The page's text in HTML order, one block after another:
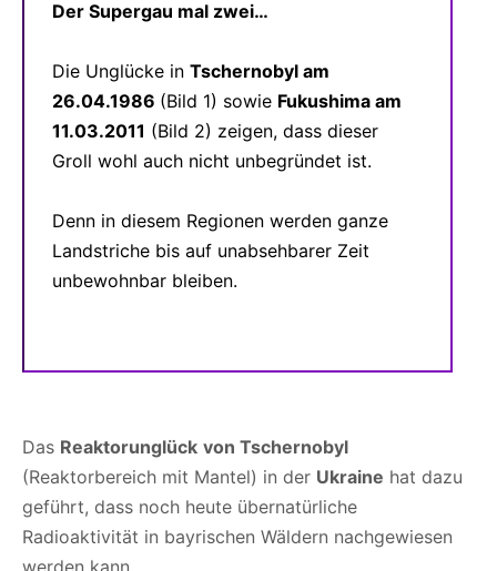
Der Supergau mal zwei…
Die Unglücke in Tschernobyl am
26.04.1986 (Bild 1) sowie Fukushima am
11.03.2011 (Bild 2) zeigen, dass dieser
Groll wohl auch nicht unbegründet ist.
Denn in diesem Regionen werden ganze
Landstriche bis auf unabsehbarer Zeit
unbewohnbar bleiben.
Das Reaktorunglück von Tschernobyl
(Reaktorbereich mit Mantel) in der Ukraine hat dazu
geführt, dass noch heute übernatürliche
Radioaktivität in bayrischen Wäldern nachgewiesen
werden kann.